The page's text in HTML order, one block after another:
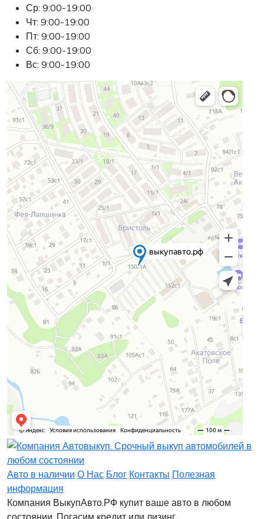
Ср: 9:00-19:00
Чт: 9:00-19:00
Пт: 9:00-19:00
Сб: 9:00-19:00
Вс: 9:00-19:00
Заявка на лизинг
Заявка на комиссию
Заявка на кредит
Заявка на выкуп
Заполните, пожалуйста, форму.
Хочу заказать автомобиль
Заполните, пожалуйста, форму.
Оставить заявку
Авто в наличии О Нас Блог Контакты Полезная
информация
Компания ВыкупАвто.РФ купит ваше авто в любом
состоянии. Погасим кредит или лизинг.